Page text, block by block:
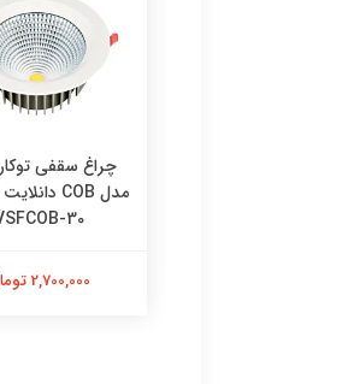
چراغ سقفی
30
2,700,000 تومان